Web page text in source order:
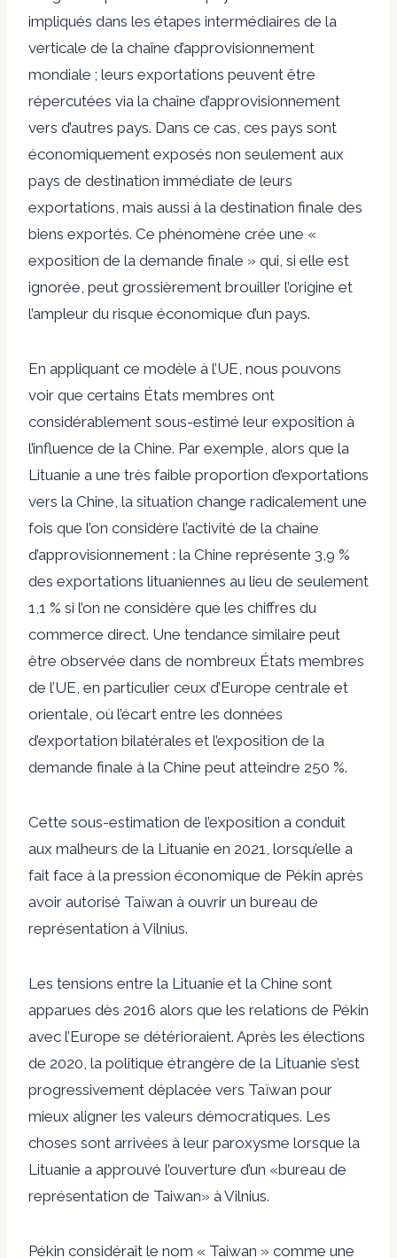
impliqués dans les étapes intermédiaires de la
verticale de la chaîne d’approvisionnement
mondiale ; leurs exportations peuvent être
répercutées via la chaîne d’approvisionnement
vers d’autres pays. Dans ce cas, ces pays sont
économiquement exposés non seulement aux
pays de destination immédiate de leurs
exportations, mais aussi à la destination finale des
biens exportés. Ce phénomène crée une «
exposition de la demande finale » qui, si elle est
ignorée, peut grossièrement brouiller l’origine et
l’ampleur du risque économique d’un pays.
En appliquant ce modèle à l’UE, nous pouvons
voir que certains États membres ont
considérablement sous-estimé leur exposition à
l’influence de la Chine. Par exemple, alors que la
Lituanie a une très faible proportion d’exportations
vers la Chine, la situation change radicalement une
fois que l’on considère l’activité de la chaîne
d’approvisionnement : la Chine représente 3,9 %
des exportations lituaniennes au lieu de seulement
1,1 % si l’on ne considère que les chiffres du
commerce direct. Une tendance similaire peut
être observée dans de nombreux États membres
de l’UE, en particulier ceux d’Europe centrale et
orientale, où l’écart entre les données
d’exportation bilatérales et l’exposition de la
demande finale à la Chine peut atteindre 250 %.
Cette sous-estimation de l’exposition a conduit
aux malheurs de la Lituanie en 2021, lorsqu’elle a
fait face à la pression économique de Pékin après
avoir autorisé Taïwan à ouvrir un bureau de
représentation à Vilnius.
Les tensions entre la Lituanie et la Chine sont
apparues dès 2016 alors que les relations de Pékin
avec l’Europe se détérioraient. Après les élections
de 2020, la politique étrangère de la Lituanie s’est
progressivement déplacée vers Taïwan pour
mieux aligner les valeurs démocratiques. Les
choses sont arrivées à leur paroxysme lorsque la
Lituanie a approuvé l’ouverture d’un «bureau de
représentation de Taiwan» à Vilnius.
Pékin considérait le nom « Taiwan » comme une